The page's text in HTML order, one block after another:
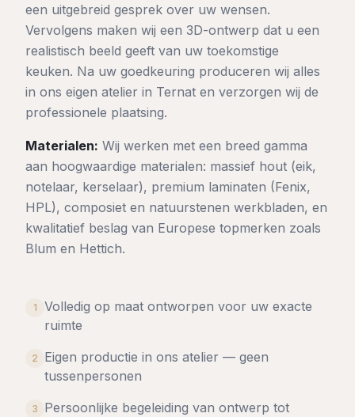
een uitgebreid gesprek over uw wensen.
Vervolgens maken wij een 3D-ontwerp dat u een
realistisch beeld geeft van uw toekomstige
keuken. Na uw goedkeuring produceren wij alles
in ons eigen atelier in Ternat en verzorgen wij de
professionele plaatsing.
Materialen: Wij werken met een breed gamma
aan hoogwaardige materialen: massief hout (eik,
notelaar, kerselaar), premium laminaten (Fenix,
HPL), composiet en natuurstenen werkbladen, en
kwalitatief beslag van Europese topmerken zoals
Blum en Hettich.
1
Volledig op maat ontworpen voor uw exacte
ruimte
2
Eigen productie in ons atelier — geen
tussenpersonen
3
Persoonlijke begeleiding van ontwerp tot